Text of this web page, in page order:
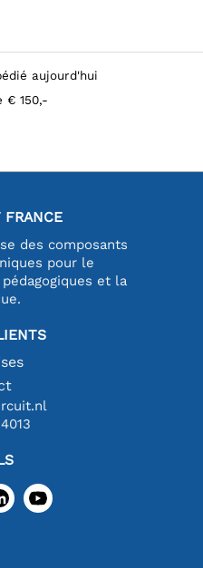
aujourd'hui
€ 150,-
FRANCE
des composants
pour le
et la